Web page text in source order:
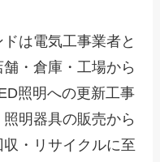
は電気工事業者と
・倉庫・工場から
照明への更新工事
明器具の販売から
・リサイクルに至